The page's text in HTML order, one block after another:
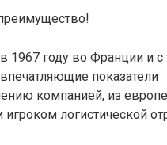
1967 году во Франции и с
показатели
компанией, из
логистической